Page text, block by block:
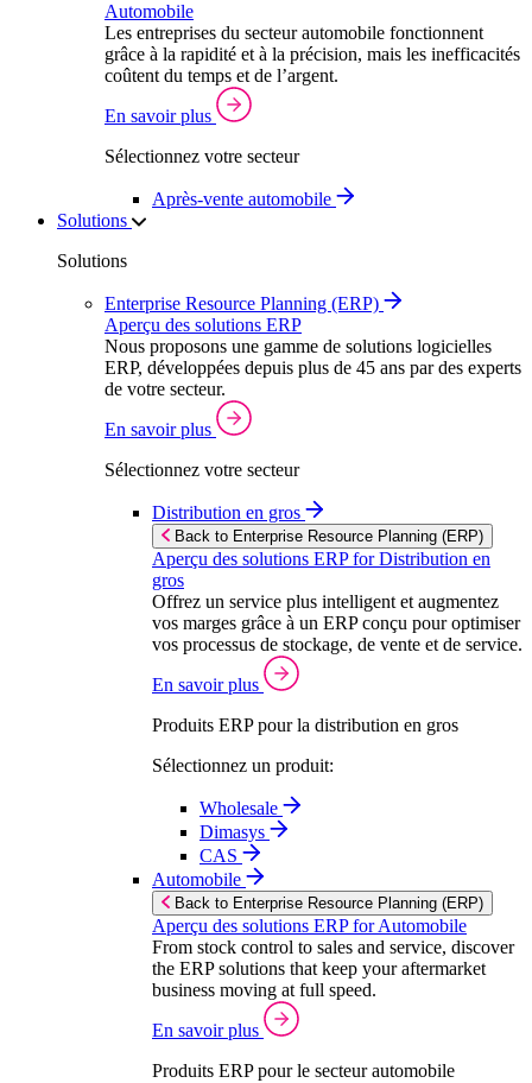
Automobile
Les entreprises du secteur automobile fonctionnent
grâce à la rapidité et à la précision, mais les inefficacités
coûtent du temps et de l’argent.
En savoir plus
Sélectionnez votre secteur
Après‑vente automobile
Solutions
Solutions
Enterprise Resource Planning (ERP)
Aperçu des solutions ERP
Nous proposons une gamme de solutions logicielles
ERP, développées depuis plus de 45 ans par des experts
de votre secteur.
En savoir plus
Sélectionnez votre secteur
Distribution en gros
Back to Enterprise Resource Planning (ERP)
Aperçu des solutions ERP for Distribution en
gros
Offrez un service plus intelligent et augmentez
vos marges grâce à un ERP conçu pour optimiser
vos processus de stockage, de vente et de service.
En savoir plus
Produits ERP pour la distribution en gros
Sélectionnez un produit:
Wholesale
Dimasys
CAS
Automobile
Back to Enterprise Resource Planning (ERP)
Aperçu des solutions ERP for Automobile
From stock control to sales and service, discover
the ERP solutions that keep your aftermarket
business moving at full speed.
En savoir plus
Produits ERP pour le secteur automobile